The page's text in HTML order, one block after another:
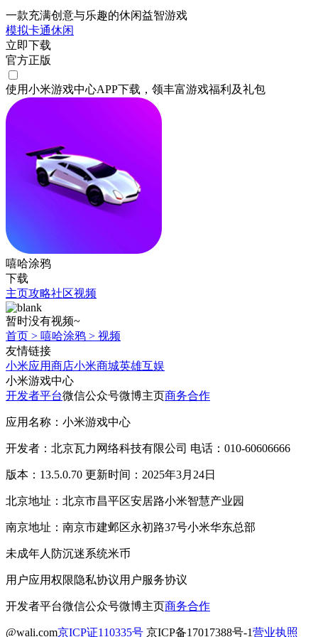
一款充满创意与乐趣的休闲益智游戏
模拟卡通休闲
立即下载
官方正版
使用小米游戏中心APP下载 ，领丰富游戏福利 及礼包
嘻哈涂鸦
下载
主页攻略社区视频
暂时没有视频~
首页 > 嘻哈涂鸦 > 视频
友情链接
小米应用商店小米商城英雄互娱
小米游戏中心
开发者平台微信公众号微博主页商务合作
应用名称：小米游戏中心
开发者：北京瓦力网络科技有限公司 电话：010-60606666
版本：13.5.0.70 更新时间：2025年3月24日
北京地址：北京市昌平区安居路小米智慧产业园
南京地址：南京市建邺区永初路37号小米华东总部
未成年人防沉迷系统米币
用户应用权限隐私协议用户服务协议
开发者平台微信公众号微博主页商务合作
@wali.com京ICP证110335号 京ICP备17017388号-1营业执照